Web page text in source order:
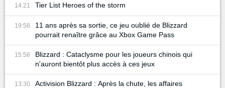
14:21 Tier List Heroes of the storm
19:58
11 ans après sa sortie, ce jeu oublié de Blizzard
pourrait renaître grâce au Xbox Game Pass
15:56
Blizzard : Cataclysme pour les joueurs chinois qui
n'auront bientôt plus accès à ces jeux
13:30
Activision Blizzard : Après la chute, les affaires